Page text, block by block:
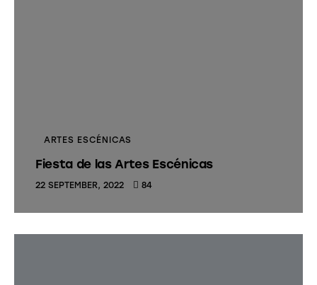
ARTES ESCÉNICAS
Fiesta de las Artes Escénicas
22 SEPTEMBER, 2022 84